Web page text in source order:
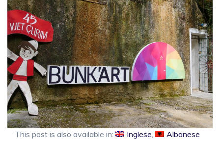
This post is also available in: Inglese Albanese